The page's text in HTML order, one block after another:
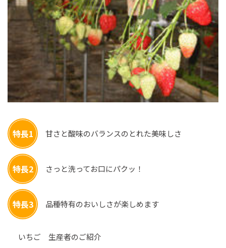
特長1 甘さと酸味のバランスのとれた美味しさ
特長2 さっと洗ってお口にパクッ！
特長3 品種特有のおいしさが楽しめます
いちご 生産者のご紹介